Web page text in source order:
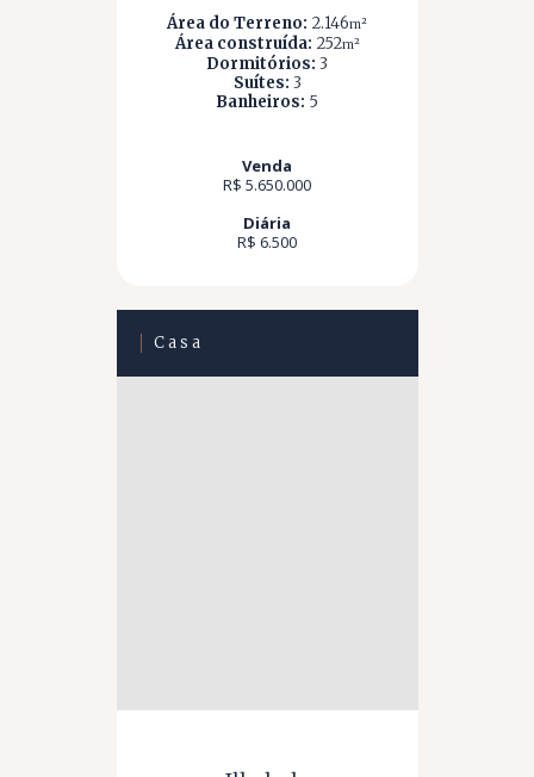
Área do Terreno: 2.146m²
Área construída: 252m²
Dormitórios: 3
Suítes: 3
Banheiros: 5
Venda
R$ 5.650.000
Diária
R$ 6.500
Casa